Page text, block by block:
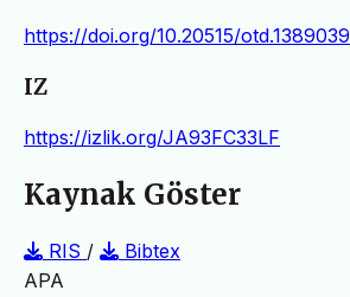
https://doi.org/10.20515/otd.1389039
IZ
https://izlik.org/JA93FC33LF
Kaynak Göster
RIS /
Bibtex
APA